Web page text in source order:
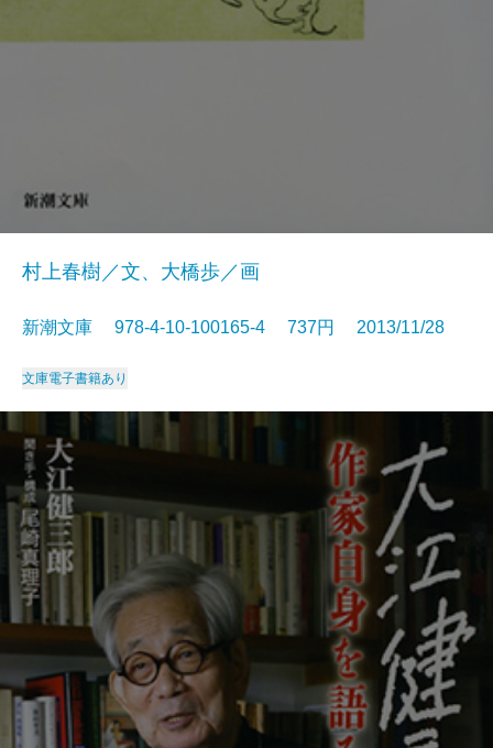
村上春樹／文、大橋歩／画
新潮文庫 978-4-10-100165-4 737円 2013/11/28
文庫電子書籍あり